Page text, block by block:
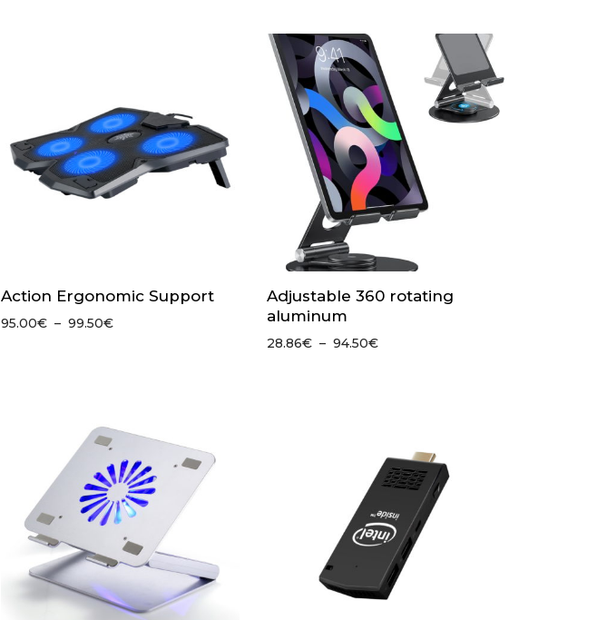
Action Ergonomic Support
95.00€ – 99.50€Plage
Adjustable 360 rotating
aluminum
28.86€ – 94.50€Plage